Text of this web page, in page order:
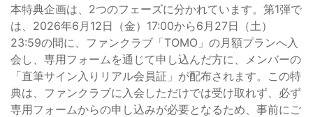
本特典企画は、2つのフェーズに分かれています。第1弾で
は、2026年6月12日（金）17:00から6月27日（土）
23:59の間に、ファンクラブ「TOMO」の月額プランへ入
会し、専用フォームを通じて申し込んだ方に、メンバーの
「直筆サイン入りリアル会員証」が配布されます。この特
典は、ファンクラブに入会しただけでは受け取れず、必ず
専用フォームからの申し込みが必要となるため、事前にご